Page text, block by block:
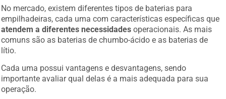
No mercado, existem diferentes tipos de baterias para
empilhadeiras, cada uma com características específicas que
atendem a diferentes necessidades operacionais. As mais
comuns são as baterias de chumbo-ácido e as baterias de
lítio.
Cada uma possui vantagens e desvantagens, sendo
importante avaliar qual delas é a mais adequada para sua
operação.